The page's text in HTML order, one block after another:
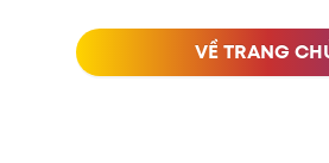
VỀ TRANG